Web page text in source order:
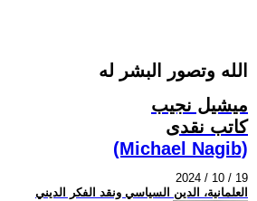
الله وتصور البشر له
ميشيل نجيب
كاتب نقدى
(Michael Nagib)
2024 / 10 / 19
العلمانية، الدين السياسي ونقد الفكر الديني